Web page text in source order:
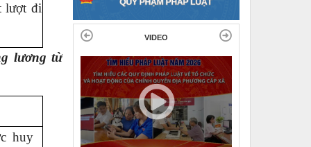
lượt đi
lương từ
huy
VIDEO